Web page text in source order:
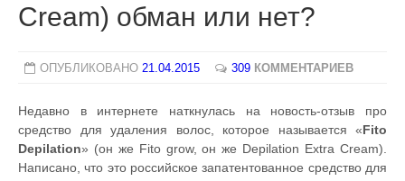
Cream) обман или нет?
ОПУБЛИКОВАНО 21.04.2015 309 КОММЕНТАРИЕВ
Недавно в интернете наткнулась на новость-отзыв про
средство для удаления волос, которое называется «Fito
Depilation» (он же Fito grow, он же Depilation Extra Cream).
Написано, что это российское запатентованное средство для